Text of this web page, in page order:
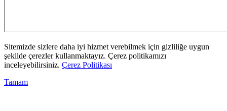
Sitemizde sizlere daha iyi hizmet verebilmek için gizliliğe uygun
şekilde çerezler kullanmaktayız. Çerez politikamızı
inceleyebilirsiniz. Çerez Politikası
Tamam